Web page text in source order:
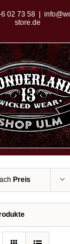
02 73 58
store.de
Preis